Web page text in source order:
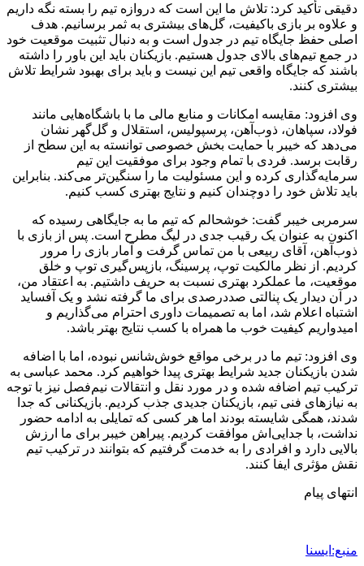
دقیقی تأکید کرد: تلاش ما این است که دروازه تیم را بسته نگه داریم
و علاوه بر بازی باکیفیت، گل‌های بیشتری به ثمر برسانیم. هدف
اصلی حفظ جایگاه تیم در جدول است و به دنبال تثبیت موقعیت خود
در جمع تیم‌های بالای جدول هستیم. بازیکنان باید این باور را داشته
باشند که جایگاه واقعی تیم این نیست و باید برای بهبود شرایط تلاش
بیشتری کنند.
وی افزود: مقایسه امکانات و منابع مالی ما با باشگاه‌هایی مانند
فولاد، سپاهان، ذوب‌آهن، پرسپولیس، استقلال و گل‌گهر نشان
می‌دهد که خیبر با حمایت بخش خصوصی توانسته به این سطح از
رقابت برسد. فردی با تمام وجود برای موفقیت این تیم
سرمایه‌گذاری کرده و این مسئولیت ما را سنگین‌تر می‌کند. بنابراین
باید تلاش خود را دوچندان کنیم و نتایج بهتری کسب کنیم.
سرمربی خیبر گفت: خوشحالم که تیم ما به جایگاهی رسیده که
اکنون به عنوان یک رقیب جدی در لیگ مطرح است. پس از بازی با
ذوب‌آهن، آقای ربیعی با من تماس گرفت و آمار بازی را مرور
کردیم. از نظر مالکیت توپ، پرسینگ، بازپس‌گیری توپ و خلق
موقعیت، ما عملکرد بهتری نسبت به حریف داشتیم. به اعتقاد من،
در آن دیدار یک پنالتی صددرصدی برای ما گرفته نشد و یک آفساید
اشتباه اعلام شد، اما به تصمیمات داوری احترام می‌گذاریم و
امیدواریم کیفیت خوب ما همراه با کسب نتایج بهتر باشد.
وی افزود: تیم ما در برخی مواقع خوش‌شانس نبوده، اما با اضافه
شدن بازیکنان جدید شرایط بهتری پیدا خواهیم کرد. محمد عباسی به
ترکیب تیم اضافه شده و در مورد نقل و انتقالات نیم‌فصل نیز با توجه
به نیازهای فنی تیم، بازیکنان جدیدی جذب کردیم. بازیکنانی که جدا
شدند، همگی شایسته بودند اما هر کسی که تمایلی به ادامه حضور
نداشت، با جدایی‌اش موافقت کردیم. پیراهن خیبر برای ما ارزش
بالایی دارد و افرادی را به خدمت گرفتیم که بتوانند در ترکیب تیم
نقش مؤثری ایفا کنند.
انتهای پیام
منبع:ایسنا